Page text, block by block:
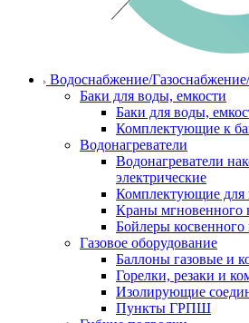
Водоснабжение/
Баки для воды, емкости
Баки для воды,
Комплектующие к
Водонагреватели
Водонагреватели
электрические
Комплектующие для
Краны мгновенного
Бойлеры косвенного
Газовое оборудование
Баллоны газовые и
Горелки, резаки и
Изолирующие
Пункты ГРПШ